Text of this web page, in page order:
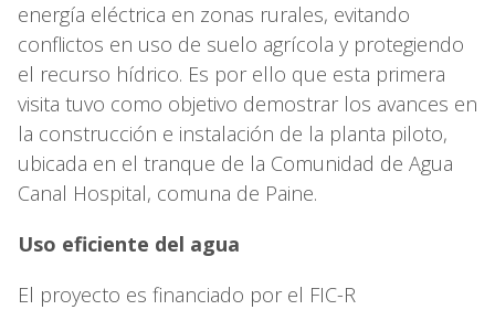
energía eléctrica en zonas rurales, evitando
conflictos en uso de suelo agrícola y protegiendo
el recurso hídrico. Es por ello que esta primera
visita tuvo como objetivo demostrar los avances en
la construcción e instalación de la planta piloto,
ubicada en el tranque de la Comunidad de Agua
Canal Hospital, comuna de Paine.
Uso eficiente del agua
El proyecto es financiado por el FIC-R